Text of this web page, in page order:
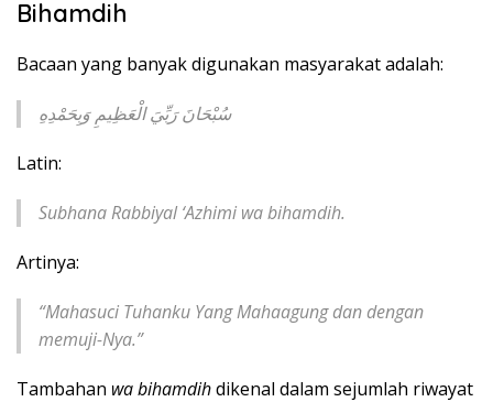
Bihamdih
Bacaan yang banyak digunakan masyarakat adalah:
سُبْحَانَ رَبِّيَ الْعَظِيمِ وَبِحَمْدِهِ
Latin:
Subhana Rabbiyal ‘Azhimi wa bihamdih.
Artinya:
“Mahasuci Tuhanku Yang Mahaagung dan dengan
memuji-Nya.”
Tambahan wa bihamdihdikenal dalam sejumlah riwayat